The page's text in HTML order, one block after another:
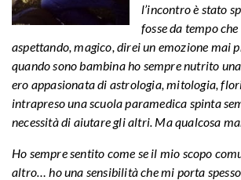
l’incontro è stato
fosse da tempo
aspettando, magico, direi un emozione mai
quando sono bambina ho sempre nutrito
ero appasionata di astrologia, mitologia,
intrapreso una scuola paramedica spinta
necessità di aiutare gli altri. Ma qualcosa
Ho sempre sentito come se il mio scopo
altro… ho una sensibilità che mi porta spesso